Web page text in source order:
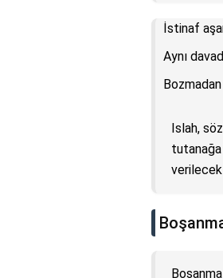
İstinaf
Aynı
Islah,
tutanağa
verilecek